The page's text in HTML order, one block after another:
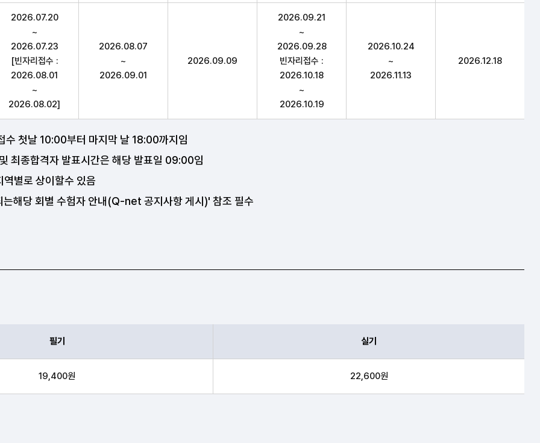
2026.07.20
~
2026.07.23
[빈자리접수 :
2026.08.01
~
2026.08.02]
2026.08.07
~
2026.09.01
2026.09.09
2026.09.21
~
2026.09.28
빈자리접수 :
2026.10.18
~
2026.10.19
2026.10.24
~
2026.11.13
2026.12.18
수 첫날 10:00부터 마지막 날 18:00까지임
최종합격자 발표시간은 해당 발표일 09:00임
별로 상이할수 있음
는해당 회별 수험자 안내(Q-net 공지사항 게시)' 참조 필수
필기 실기
19,400원 22,600원